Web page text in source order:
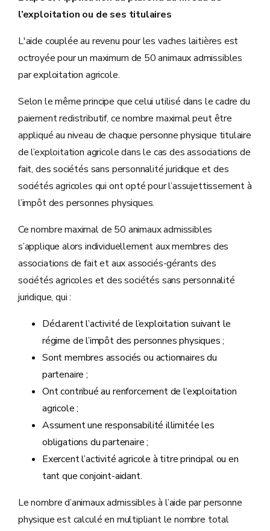
l’exploitation ou de ses titulaires
L'aide couplée au revenu pour les vaches laitières est
octroyée pour un maximum de 50 animaux admissibles
par exploitation agricole.
Selon le même principe que celui utilisé dans le cadre du
paiement redistributif, ce nombre maximal peut être
appliqué au niveau de chaque personne physique titulaire
de l’exploitation agricole dans le cas des associations de
fait, des sociétés sans personnalité juridique et des
sociétés agricoles qui ont opté pour l’assujettissement à
l’impôt des personnes physiques.
Ce nombre maximal de 50 animaux admissibles
s’applique alors individuellement aux membres des
associations de fait et aux associés-gérants des
sociétés agricoles et des sociétés sans personnalité
juridique, qui :
Déclarent l’activité de l’exploitation suivant le
régime de l’impôt des personnes physiques ;
Sont membres associés ou actionnaires du
partenaire ;
Ont contribué au renforcement de l’exploitation
agricole ;
Assument une responsabilité illimitée les
obligations du partenaire ;
Exercent l’activité agricole à titre principal ou en
tant que conjoint-aidant.
Le nombre d’animaux admissibles à l’aide par personne
physique est calculé en multipliant le nombre total